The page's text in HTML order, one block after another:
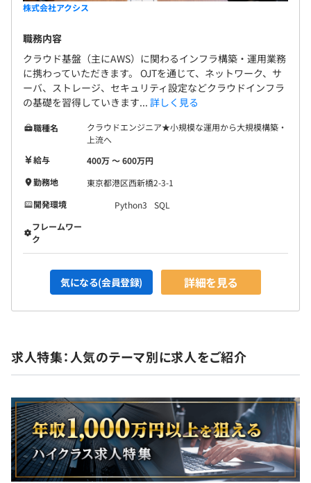
株式会社アクシス
職務内容
クラウド基盤（主にAWS）に関わるインフラ構築・運用業務
に携わっていただきます。 OJTを通じて、ネットワーク、サ
ーバ、ストレージ、セキュリティ設定などクラウドインフラ
の基礎を習得していきます... 詳しく見る
職種名
クラウドエンジニア★小規模な運用から大規模構築・
上流へ
給与
400万 〜 600万円
勤務地
東京都港区西新橋2-3-1
開発環境
Python3
SQL
フレームワー
ク
気になる(会員登録) 詳細を見る
求人特集：人気のテーマ別に求人をご紹介